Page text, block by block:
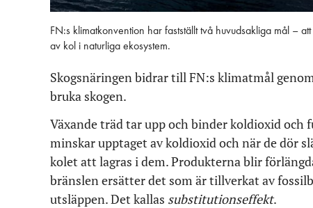
FN:s klimatkonvention har fastställt två huvudsakliga mål –
av kol i naturliga ekosystem.
Skogsnäringen bidrar till FN:s klimatmål
bruka skogen.
Växande träd tar upp och binder koldioxid och
minskar upptaget av koldioxid och när de dör
kolet att lagras i dem. Produkterna blir
bränslen ersätter det som är tillverkat av
utsläppen. Det kallas substitutionseffekt.